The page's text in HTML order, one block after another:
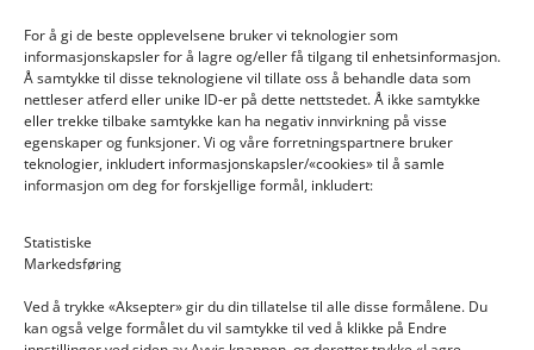
For å gi de beste opplevelsene bruker vi teknologier som
informasjonskapsler for å lagre og/eller få tilgang til enhetsinformasjon.
Å samtykke til disse teknologiene vil tillate oss å behandle data som
nettleser atferd eller unike ID-er på dette nettstedet. Å ikke samtykke
eller trekke tilbake samtykke kan ha negativ innvirkning på visse
egenskaper og funksjoner. Vi og våre forretningspartnere bruker
teknologier, inkludert informasjonskapsler/«cookies» til å samle
informasjon om deg for forskjellige formål, inkludert:
Statistiske
Markedsføring
Ved å trykke «Aksepter» gir du din tillatelse til alle disse formålene. Du
kan også velge formålet du vil samtykke til ved å klikke på Endre